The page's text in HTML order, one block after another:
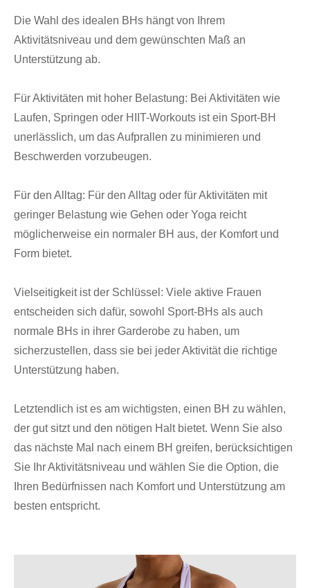
Die Wahl des idealen BHs hängt von Ihrem
Aktivitätsniveau und dem gewünschten Maß an
Unterstützung ab.
Für Aktivitäten mit hoher Belastung: Bei Aktivitäten wie
Laufen, Springen oder HIIT-Workouts ist ein Sport-BH
unerlässlich, um das Aufprallen zu minimieren und
Beschwerden vorzubeugen.
Für den Alltag: Für den Alltag oder für Aktivitäten mit
geringer Belastung wie Gehen oder Yoga reicht
möglicherweise ein normaler BH aus, der Komfort und
Form bietet.
Vielseitigkeit ist der Schlüssel: Viele aktive Frauen
entscheiden sich dafür, sowohl Sport-BHs als auch
normale BHs in ihrer Garderobe zu haben, um
sicherzustellen, dass sie bei jeder Aktivität die richtige
Unterstützung haben.
Letztendlich ist es am wichtigsten, einen BH zu wählen,
der gut sitzt und den nötigen Halt bietet. Wenn Sie also
das nächste Mal nach einem BH greifen, berücksichtigen
Sie Ihr Aktivitätsniveau und wählen Sie die Option, die
Ihren Bedürfnissen nach Komfort und Unterstützung am
besten entspricht.